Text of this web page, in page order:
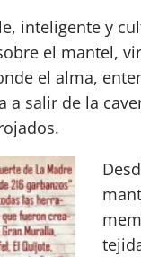
inteligente y
el mantel,
el alma,
a salir de la